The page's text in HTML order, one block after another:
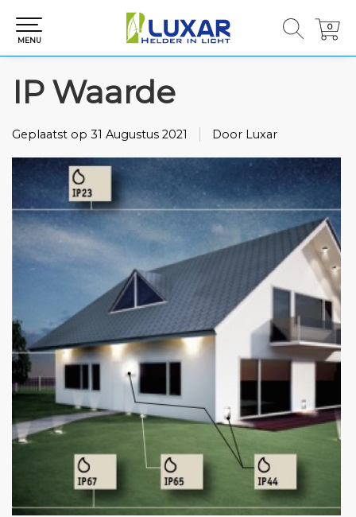
0
0
MENU
IP Waarde
Geplaatst op 31 Augustus 2021 Door Luxar